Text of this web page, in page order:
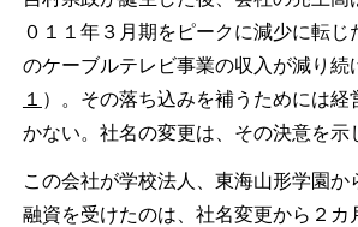
０１１年３月期をピークに減少に転じ
のケーブルテレビ事業の収入が減り続
１ ）。その落ち込みを補うためには経
かない。社名の変更は、その決意を示
この会社が学校法人、東海山形学園か
融資を受けたのは、社名変更から２カ